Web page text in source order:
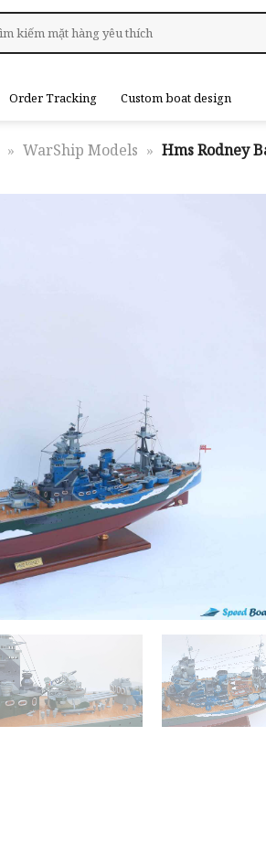
Order Tracking Custom boat design
» WarShip Models » Hms Rodney